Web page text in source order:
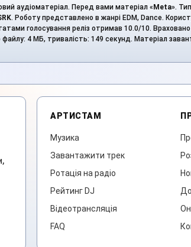
аудіоматеріал. Перед вами матеріал «Meta».
. Роботу представлено в жанрі EDM, Dance.
голосування реліз отримав 10.0/10. Враховано
файлу: 4 МБ, тривалість: 149 секунд. Матеріал
АРТИСТАМ
Музика
Завантажити трек
Ротація на радіо
Рейтинг DJ
Відеотрансляція
FAQ